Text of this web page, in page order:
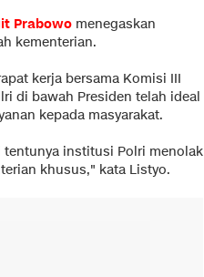
Prabowo menegaskan
kementerian.
kerja bersama Komisi III
di bawah Presiden telah ideal
kepada masyarakat.
institusi Polri menolak
khusus," kata Listyo.